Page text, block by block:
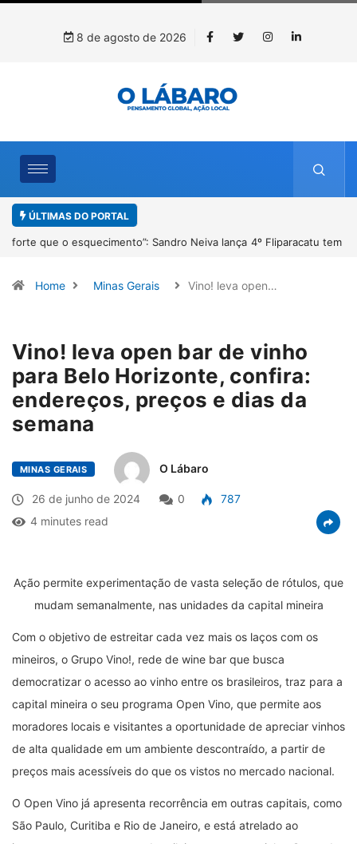
8 de agosto de 2026
ÚLTIMAS DO PORTAL
4º Fliparacatu tem inscrições abertas para o Prêmio de Redação e
Home Minas Gerais Vino! leva open…
Vino! leva open bar de vinho
para Belo Horizonte, confira:
endereços, preços e dias da
semana
MINAS GERAIS O Lábaro
26 de junho de 2024 0
787
4 minutes read
Ação permite experimentação de vasta seleção de rótulos, que
mudam semanalmente, nas unidades da capital mineira
Com o objetivo de estreitar cada vez mais os laços com os
mineiros, o Grupo Vino!, rede de wine bar que busca
democratizar o acesso ao vinho entre os brasileiros, traz para a
capital mineira o seu programa Open Vino, que permite aos
moradores locais e visitantes a oportunidade de apreciar vinhos
de alta qualidade em um ambiente descontraído, a partir de
preços mais acessíveis do que os vistos no mercado nacional.
O Open Vino já apresenta recorrência em outras capitais, como
São Paulo, Curitiba e Rio de Janeiro, e está atrelado ao